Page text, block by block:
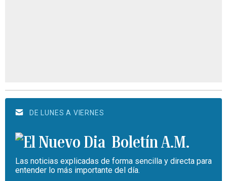
DE LUNES A VIERNES
Boletín A.M.
Las noticias explicadas de forma sencilla y directa para
entender lo más importante del día.